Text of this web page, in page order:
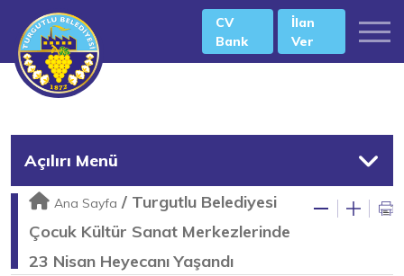
CV
Bank
İlan
Ver
Açılırı Menü
Ana Sayfa / Turgutlu Belediyesi
Çocuk Kültür Sanat Merkezlerinde
23 Nisan Heyecanı Yaşandı